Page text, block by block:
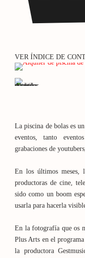
VER ÍNDICE DE
La piscina de bolas es
eventos, tanto
grabaciones de
En los últimos meses,
productoras de cine,
sido como un boom
usarla para hacerla
En la fotografía que os
Plus Arts en el
la productora